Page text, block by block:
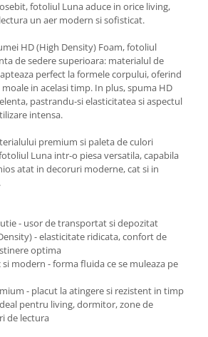
fotoliul Luna aduce in orice living,
un aer modern si sofisticat.
HD (High Density) Foam, fotoliul
de sedere superioara: materialul de
perfect la formele corpului, oferind
in acelasi timp. In plus, spuma HD
pastrandu-si elasticitatea si aspectul
intensa.
premium si paleta de culori
Luna intr-o piesa versatila, capabila
atat in decoruri moderne, cat si in
- usor de transportat si depozitat
- elasticitate ridicata, confort de
optima
modern - forma fluida ce se muleaza pe
- placut la atingere si rezistent in timp
pentru living, dormitor, zone de
de lectura